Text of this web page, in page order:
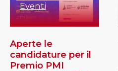
Eventi
Aperte le
candidature per il
Premio PMI